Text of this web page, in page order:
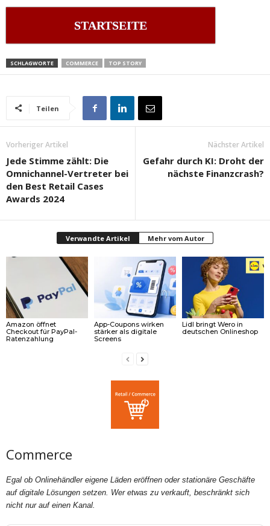
STARTSEITE
SCHLAGWORTE COMMERCE TOP STORY
Teilen
Vorheriger Artikel
Jede Stimme zählt: Die
Omnichannel-Vertreter bei
den Best Retail Cases
Awards 2024
Nächster Artikel
Gefahr durch KI: Droht der
nächste Finanzcrash?
Verwandte Artikel Mehr vom Autor
Amazon öffnet
Checkout für PayPal-
Ratenzahlung
App-Coupons wirken
stärker als digitale
Screens
Lidl bringt Wero in
deutschen Onlineshop
Commerce
Egal ob Onlinehändler eigene Läden eröffnen oder stationäre Geschäfte
auf digitale Lösungen setzen. Wer etwas zu verkauft, beschränkt sich
nicht nur auf einen Kanal.